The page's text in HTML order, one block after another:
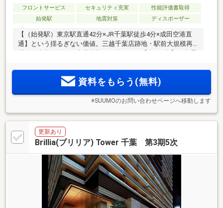
フロントサービス セキュリティ充実
性能評価書取得
始発駅
地震対策 ディスポーザー
【（始発駅）東京駅直通42分×JR千葉駅徒歩4分×成田空港直
通】という揺るぎない価値。三越千葉店跡地・駅前大規模再
理的に向上させる選択。千葉の新たなランドマーク
資料をもらう(無料)
※SUUMOのお問い合わせページへ移動します
更新あり
Brillia(ブリリア) Tower 千葉 第3期5次